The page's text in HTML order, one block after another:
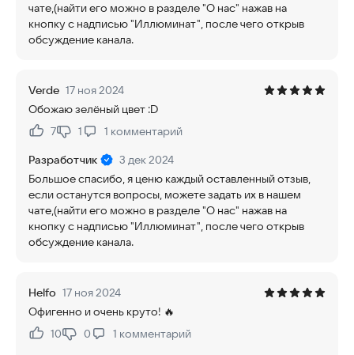
чате,(найти его можно в разделе "О нас" нажав на
кнопку с надписью "Иллюминат", после чего открыв
обсуждение канала.
Verde 17 ноя 2024
Обожаю зелёный цвет :D
Нравится:
7Не нравится:
1 1 комментарий
Разработчик
3 дек 2024
Большое спасибо, я ценю каждый оставленный отзыв,
если останутся вопросы, можете задать их в нашем
чате,(найти его можно в разделе "О нас" нажав на
кнопку с надписью "Иллюминат", после чего открыв
обсуждение канала.
Helfo 17 ноя 2024
Офигенно и очень круто! 🔥
Нравится:
10Не нравится:
0 1 комментарий